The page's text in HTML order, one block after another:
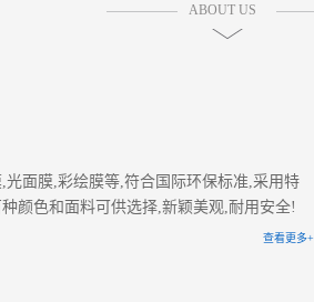
ABOUT US
面膜,彩绘膜等,符合国际环保标准,采用特
颜色和面料可供选择,新颖美观,耐用安全!
查看更多+